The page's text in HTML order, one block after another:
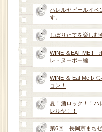
ハレルヤビールイベ
す。
しぼりたてを楽しむ
WINE ＆EAT ME!!
レ・ヌーボー編
WINE ＆ Eat Me !バ
ョン！
夏！酒ロック！！ハ
レルヤ！！
第6回 長岡京まちゼ